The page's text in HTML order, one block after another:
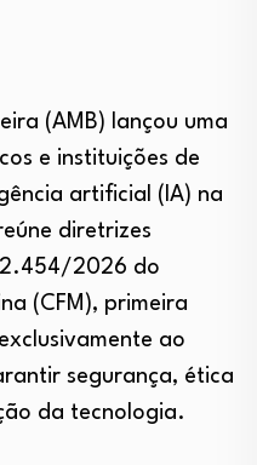
(AMB) lançou uma
e instituições de
artificial (IA) na
diretrizes
2.454/2026 do
(CFM), primeira
ao
segurança, ética
da tecnologia.